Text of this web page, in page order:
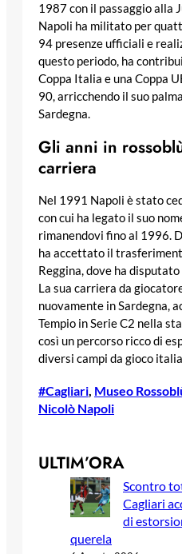
1987 con il passaggio alla
Napoli ha militato per
94 presenze ufficiali e
questo periodo, ha
Coppa Italia e una Coppa
90, arricchendo il suo
Sardegna.
Gli anni in
carriera
Nel 1991 Napoli è stato
con cui ha legato il suo
rimanendovi fino al 1996.
ha accettato il
Reggina, dove ha
La sua carriera da
nuovamente in Sardegna,
Tempio in Serie C2 nella
così un percorso ricco di
diversi campi da gioco
#Cagliari, Museo
Nicolò Napoli
ULTIM’ORA
Scontro
Cagliari
di
querela